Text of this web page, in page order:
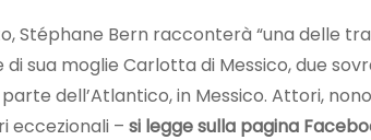
Stéphane Bern racconterà “una delle
sua moglie Carlotta di Messico, due
dell’Atlantico, in Messico. Attori,
eccezionali – si legge sulla pagina